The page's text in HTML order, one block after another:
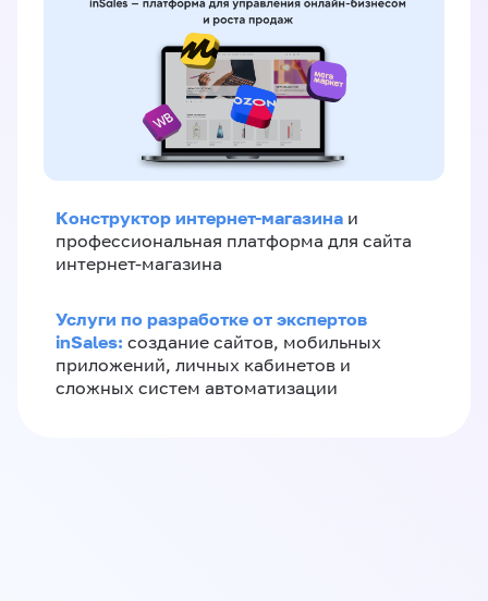
Конструктор интернет-магазина и
профессиональная платформа для сайта
интернет-магазина
Услуги по разработке от экспертов
inSales: создание сайтов, мобильных
приложений, личных кабинетов и
сложных систем автоматизации